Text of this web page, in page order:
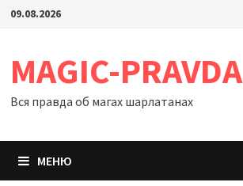
Перейти
09.08.2026
MAGIC-
Вся правда об магах шарлатанах
МЕНЮ